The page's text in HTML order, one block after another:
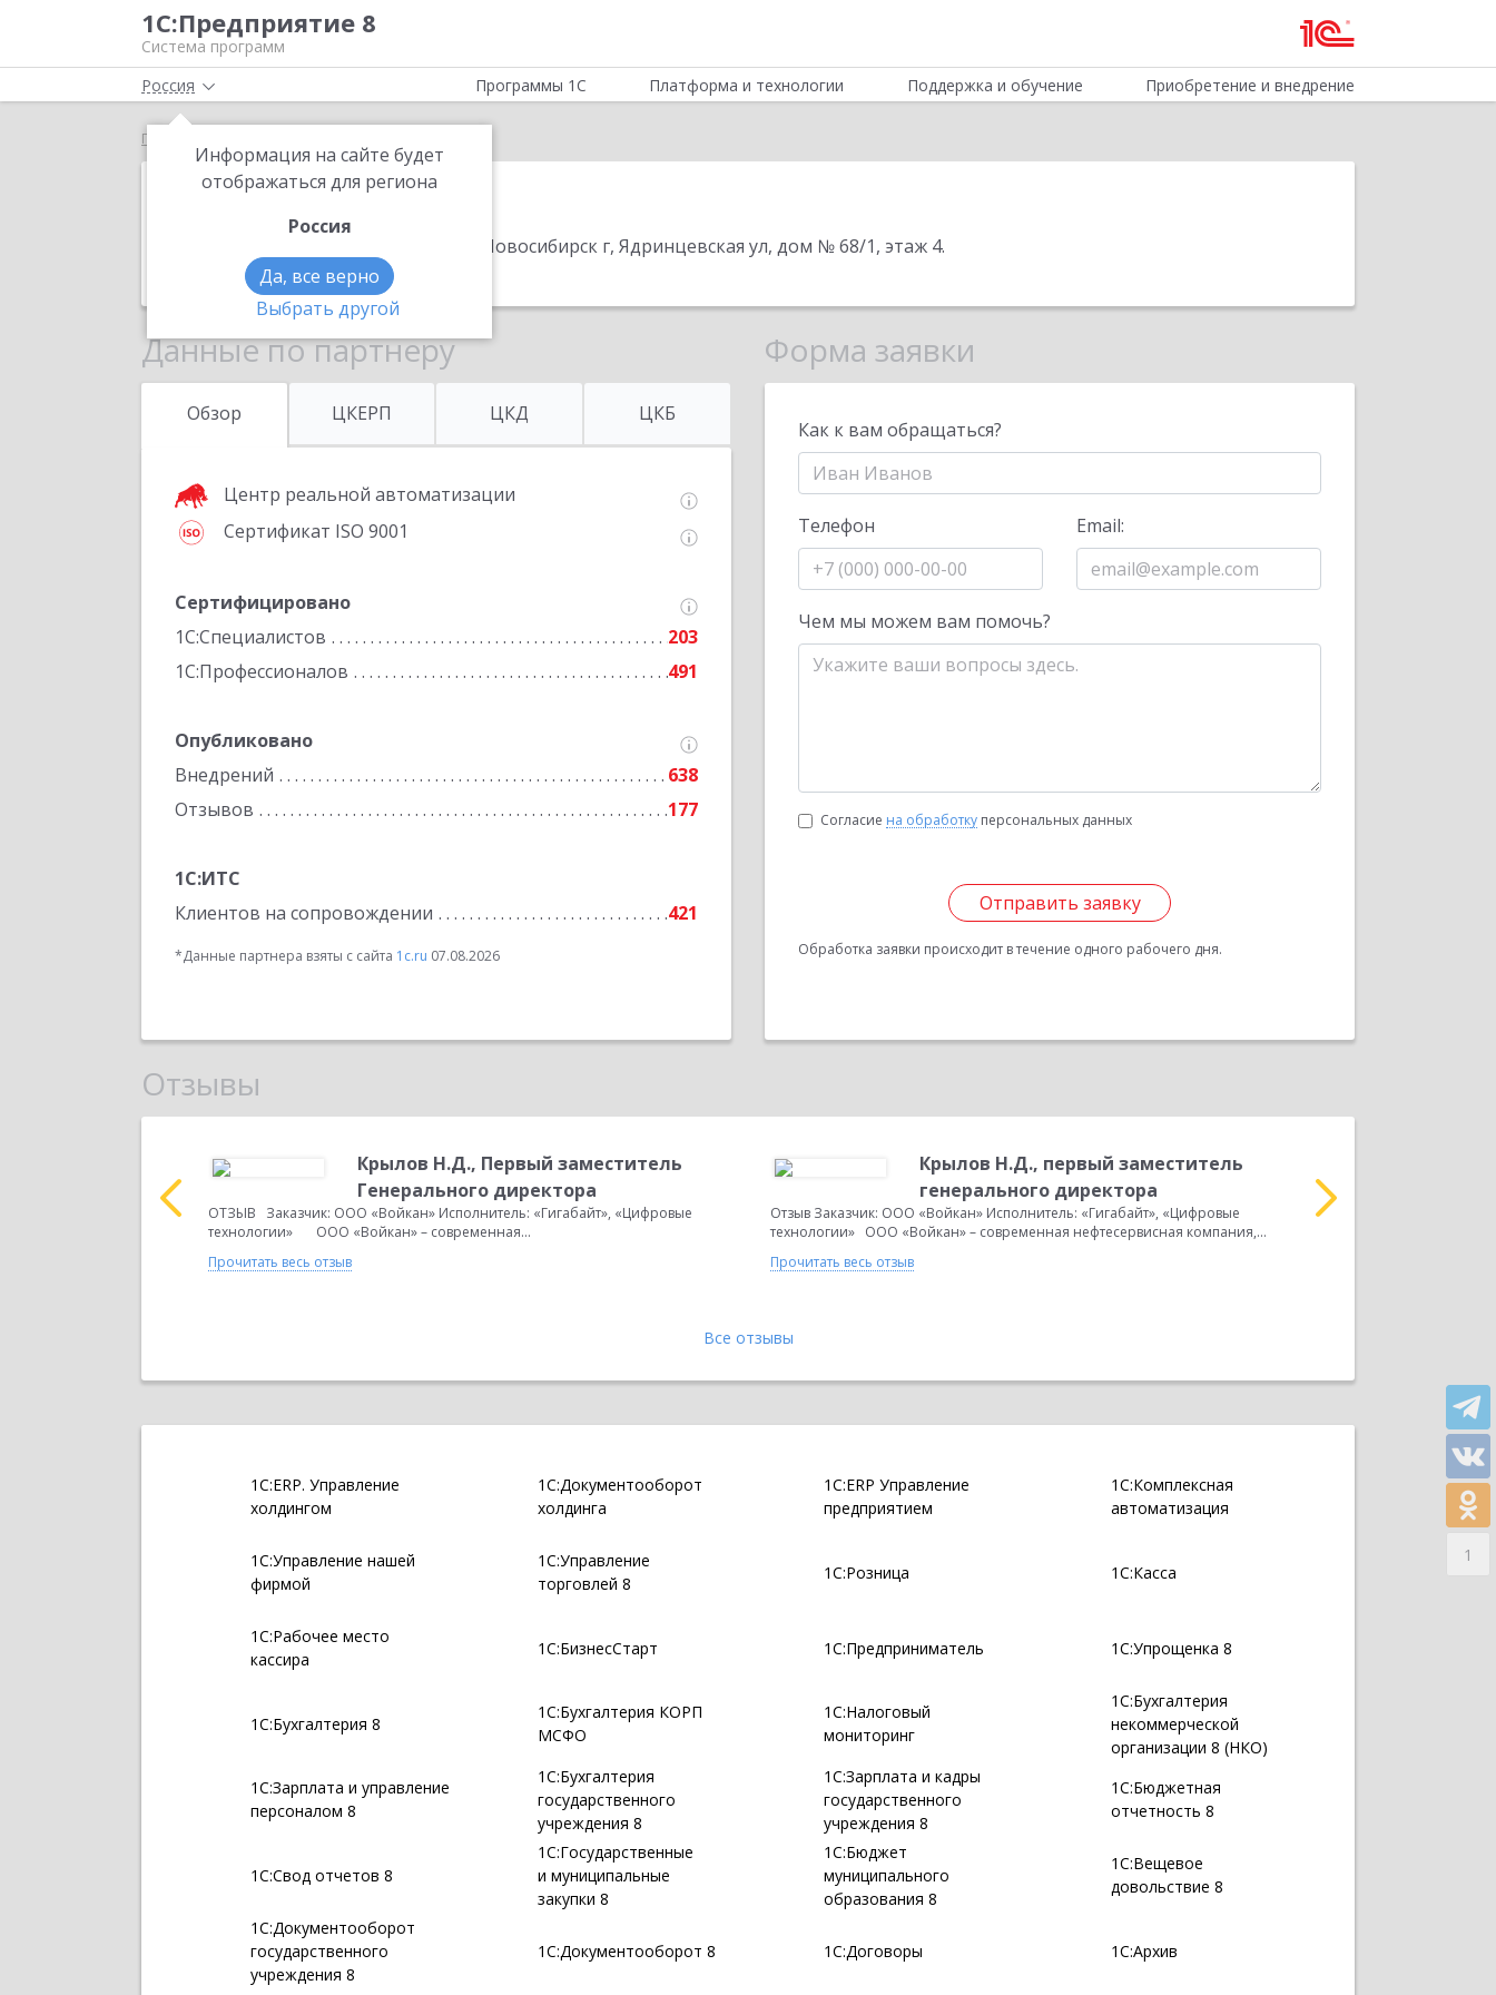
1С:Предприятие 8
Система программ
Россия
Информация на сайте будет
отображаться для региона
Россия
Да, все верно
Выбрать другой
Программы 1С Платформа и технологии Поддержка и обучение Приобретение и внедрение
Главная
Гигабайт
630099, Новосибирская обл, Новосибирск г, Ядринцевская ул, дом № 68/1, этаж 4.
Телефон: (383) 363-6125
Данные по партнеру
Обзор ЦКЕРП ЦКД ЦКБ
Центр реальной автоматизации
Сертификат ISO 9001
Сертифицировано
1С:Специалистов
203
1С:Профессионалов
491
Опубликовано
Внедрений
638
Отзывов
177
1С:ИТС
Клиентов на сопровождении
421
*Данные партнера взяты с сайта 1c.ru 07.08.2026
Форма заявки
Как к вам обращаться?
Телефон Email:
Чем мы можем вам помочь?
Согласие на обработку персональных данных
Отправить заявку
Обработка заявки происходит в течение одного рабочего дня.
Отзывы
Крылов Н.Д., Первый заместитель
Генерального директора
ОТЗЫВ Заказчик: ООО «Войкан» Исполнитель: «Гигабайт», «Цифровые
технологии» ООО «Войкан» – современная...
Прочитать весь отзыв
Крылов Н.Д., первый заместитель
генерального директора
Отзыв Заказчик: ООО «Войкан» Исполнитель: «Гигабайт», «Цифровые
технологии» ООО «Войкан» – современная нефтесервисная компания,...
Прочитать весь отзыв
Все отзывы
1С:ERP. Управление
холдингом
1С:Документооборот
холдинга
1С:ERP Управление
предприятием
1С:Комплексная
автоматизация
1С:Управление нашей
фирмой
1С:Управление
торговлей 8
1С:Розница 1С:Касса
1С:Рабочее место
кассира
1С:БизнесСтарт 1С:Предприниматель 1С:Упрощенка 8
1С:Бухгалтерия 8
1С:Бухгалтерия КОРП
МСФО
1С:Налоговый
мониторинг
1С:Бухгалтерия
некоммерческой
организации 8 (НКО)
1С:Зарплата и управление
персоналом 8
1С:Бухгалтерия
государственного
учреждения 8
1С:Зарплата и кадры
государственного
учреждения 8
1С:Бюджетная
отчетность 8
1С:Свод отчетов 8
1С:Государственные
и муниципальные
закупки 8
1С:Бюджет
муниципального
образования 8
1С:Вещевое
довольствие 8
1С:Документооборот
государственного
учреждения 8
1С:Документооборот 8 1С:Договоры 1С:Архив
1